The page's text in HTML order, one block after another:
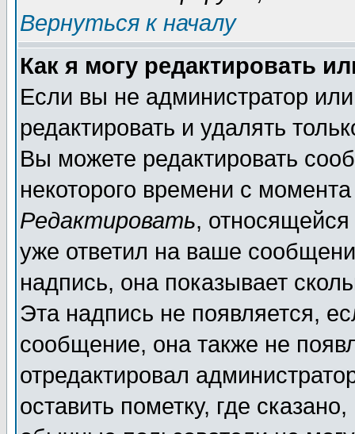
Вернуться к началу
Как я могу редактировать
Если вы не администратор
редактировать и удалять
Вы можете редактировать
некоторого времени с
Редактировать,
уже ответил на ваше
надпись, она показывает
Эта надпись не появляется,
сообщение, она также не
отредактировал
оставить пометку, где